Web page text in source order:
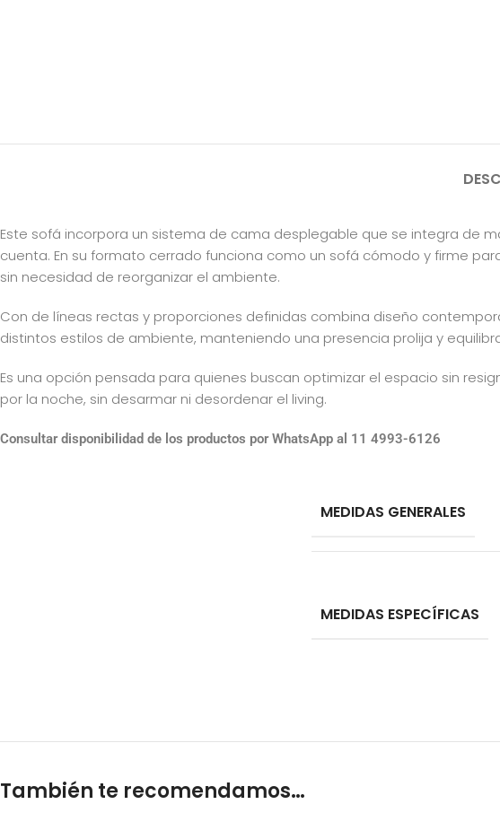
Este sofá incorpora un sistema de cama desplegable que se integra de
cuenta. En su formato cerrado funciona como un sofá cómodo y firme
sin necesidad de reorganizar el ambiente.
Con de líneas rectas y proporciones definidas combina diseño
distintos estilos de ambiente, manteniendo una presencia prolija y
Es una opción pensada para quienes buscan optimizar el espacio sin
por la noche, sin desarmar ni desordenar el living.
Consultar disponibilidad de los productos por WhatsApp al 11 4993-6126
MEDIDAS GENERALES
MEDIDAS ESPECÍFICAS
También te recomendamos…